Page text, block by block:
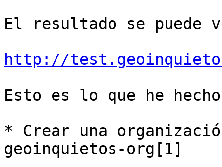
El resultado se puede
http://
Esto es lo que he
* Crear una
geoinquietos-org[1]